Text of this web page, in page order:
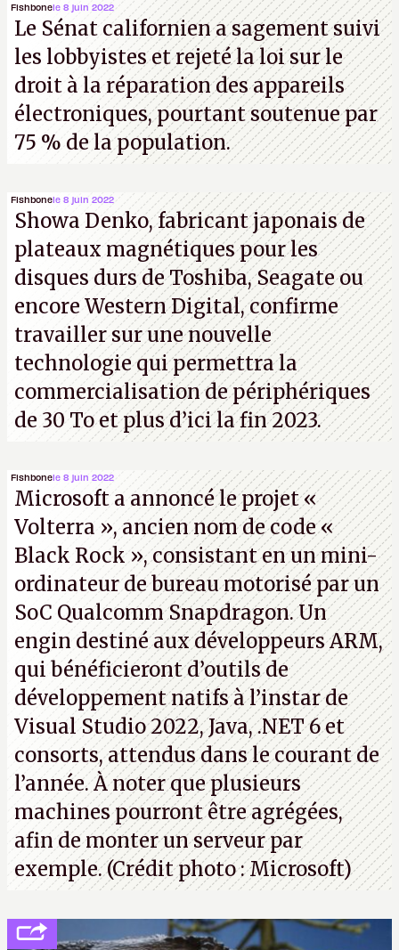
Fishbonele 8 juin 2022
Le Sénat californien a sagement suivi
les lobbyistes et rejeté la loi sur le
droit à la réparation des appareils
électroniques, pourtant soutenue par
75 % de la population.
Fishbonele 8 juin 2022
Showa Denko, fabricant japonais de
plateaux magnétiques pour les
disques durs de Toshiba, Seagate ou
encore Western Digital, confirme
travailler sur une nouvelle
technologie qui permettra la
commercialisation de périphériques
de 30 To et plus d’ici la fin 2023.
Fishbonele 8 juin 2022
Microsoft a annoncé le projet «
Volterra », ancien nom de code «
Black Rock », consistant en un mini-
ordinateur de bureau motorisé par un
SoC Qualcomm Snapdragon. Un
engin destiné aux développeurs ARM,
qui bénéficieront d’outils de
développement natifs à l’instar de
Visual Studio 2022, Java, .NET 6 et
consorts, attendus dans le courant de
l’année. À noter que plusieurs
machines pourront être agrégées,
afin de monter un serveur par
exemple. (Crédit photo : Microsoft)